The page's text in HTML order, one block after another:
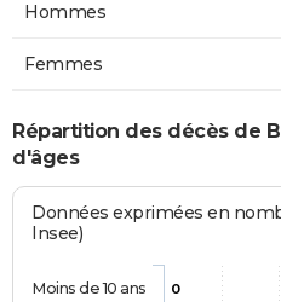
Hommes
Femmes
Répartition des décès de
d'âges
Données exprimées en
Insee)
0
Moins de 10 ans